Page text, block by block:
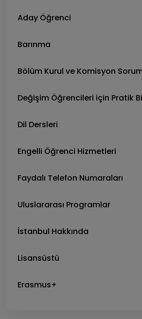
Aday Öğrenci
Barınma
Bölüm Kurul ve Komisyon
Değişim Öğrencileri için Pratik
Dil Dersleri
Engelli Öğrenci Hizmetleri
Faydalı Telefon Numaraları
Uluslararası Programlar
İstanbul Hakkında
Lisansüstü
Erasmus+